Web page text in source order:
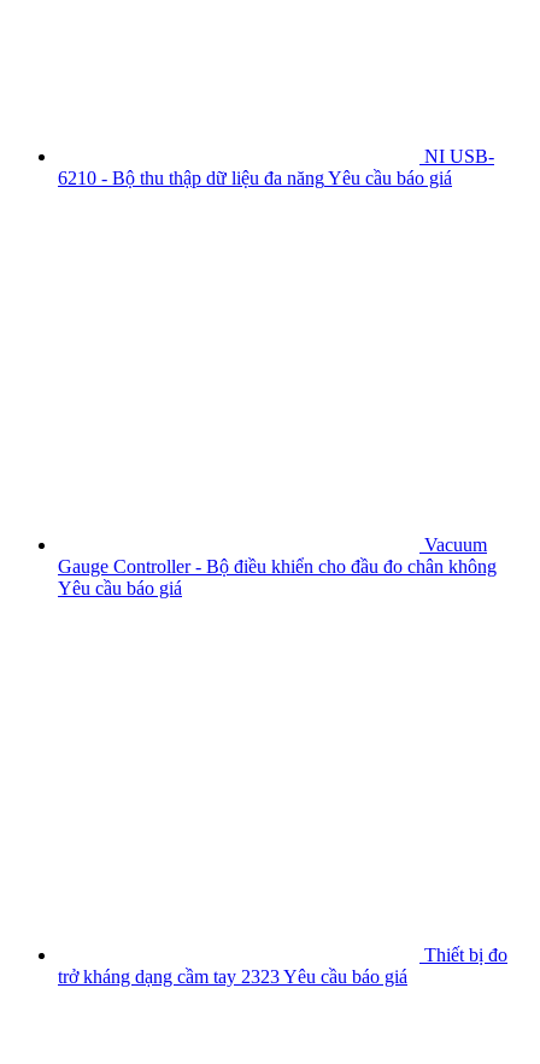
NI USB-
6210 - Bộ thu thập dữ liệu đa năngYêu cầu báo giá
Vacuum
Gauge Controller - Bộ điều khiển cho đầu đo chân không
Yêu cầu báo giá
Thiết bị đo
trở kháng dạng cầm tay 2323Yêu cầu báo giá